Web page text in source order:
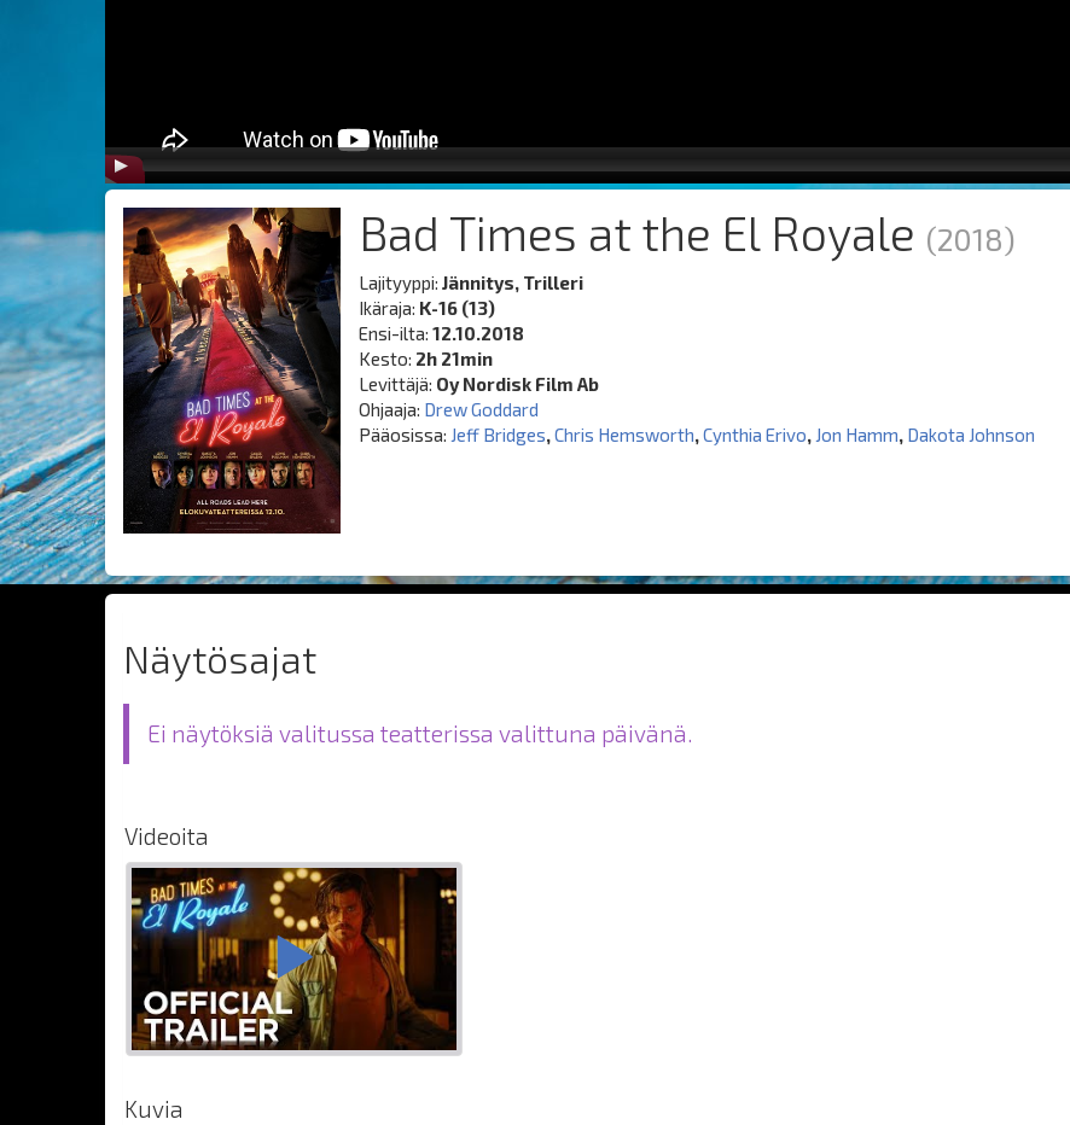
Bad Times at the El Royale (2018)
Lajityyppi: Jännitys, Trilleri
Ikäraja: K-16 (13)
Ensi-ilta: 12.10.2018
Kesto: 2h 21min
Levittäjä: Oy Nordisk Film Ab
Ohjaaja: Drew Goddard
Pääosissa: Jeff Bridges,Chris Hemsworth,Cynthia Erivo, Jon Hamm, Dakota Johnson
Näytösajat
Ei näytöksiä valitussa teatterissa valittuna päivänä.
Videoita
Kuvia